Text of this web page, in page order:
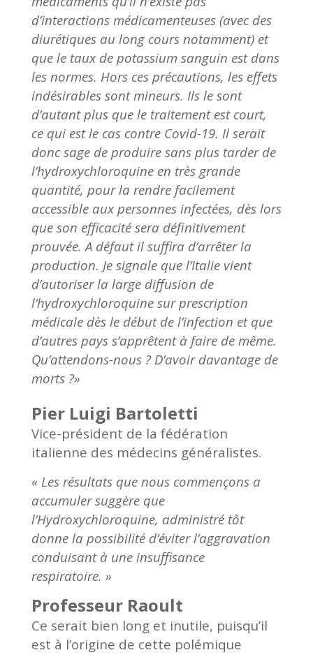
d’interactions médicamenteuses (avec des
diurétiques au long cours notamment) et
que le taux de potassium sanguin est dans
les normes. Hors ces précautions, les effets
indésirables sont mineurs. Ils le sont
d’autant plus que le traitement est court,
ce qui est le cas contre Covid-19. Il serait
donc sage de produire sans plus tarder de
l’hydroxychloroquine en très grande
quantité, pour la rendre facilement
accessible aux personnes infectées, dès lors
que son efficacité sera définitivement
prouvée. A défaut il suffira d’arrêter la
production. Je signale que l’Italie vient
d’autoriser la large diffusion de
l’hydroxychloroquine sur prescription
médicale dès le début de l’infection et que
d’autres pays s’apprêtent à faire de même.
Qu’attendons-nous ? D’avoir davantage de
morts ?»
Pier Luigi Bartoletti
Vice-président de la fédération
italienne des médecins généralistes.
« Les résultats que nous commençons a
accumuler suggère que
l’Hydroxychloroquine, administré tôt
donne la possibilité d’éviter l’aggravation
conduisant à une insuffisance
respiratoire. »
Professeur Raoult
Ce serait bien long et inutile, puisqu’il
est à l’origine de cette polémique